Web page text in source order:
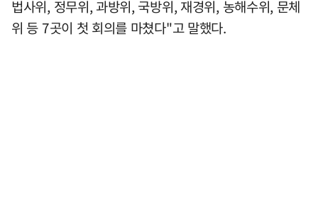
법사위, 정무위, 과방위, 국방위, 재경위, 농해수위, 문체
위 등 7곳이 첫 회의를 마쳤다"고 말했다.